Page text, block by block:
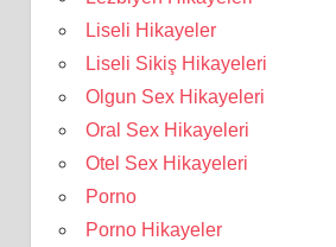
Liseli Hikayeler
Liseli Sikiş Hikayeleri
Olgun Sex Hikayeleri
Oral Sex Hikayeleri
Otel Sex Hikayeleri
Porno
Porno Hikayeler